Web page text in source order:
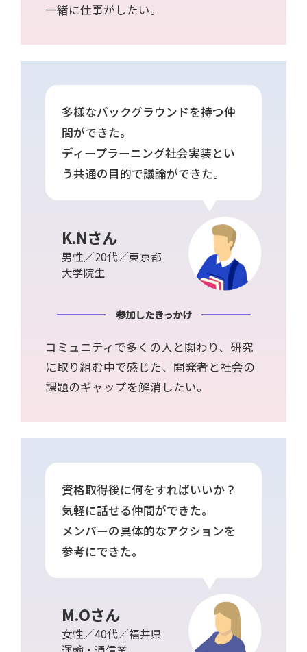
一緒に仕事がしたい。
多様なバックグラウンドを持つ仲
間ができた。
ディープラーニング社会実装とい
う共通の目的で議論ができた。
K.Nさん
男性／20代／東京都
大学院生
参加したきっかけ
コミュニティで多くの人と関わり、研究
に取り組む中で感じた、開発者と社会の
課題のギャップを解消したい。
資格取得後に何をすればいいか？
気軽に話せる仲間ができた。
メンバーの具体的なアクションを
参考にできた。
M.Oさん
女性／40代／福井県